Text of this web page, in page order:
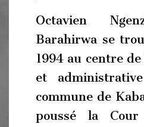
Octavien
Barahirwa se
1994 au centre
et
commune de
poussé la